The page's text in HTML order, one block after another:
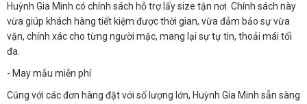
Huỳnh Gia Minh có chính sách hỗ trợ lấy size tận nơi. Chính sách này
vừa giúp khách hàng tiết kiệm được thời gian, vừa đảm bảo sự vừa
vặn, chính xác cho từng người mặc, mang lại sự tự tin, thoải mái tối
đa.
- May mẫu miễn phí
Cũng với các đơn hàng đặt với số lượng lớn, Huỳnh Gia Minh sẵn sàng